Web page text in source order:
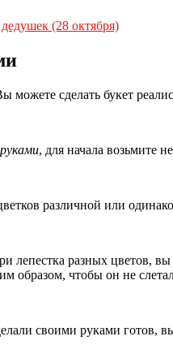
(28 октября)
можете сделать букет
, для начала возьмите
различной или
лепестка разных цветов,
образом, чтобы он не
своими руками готов,